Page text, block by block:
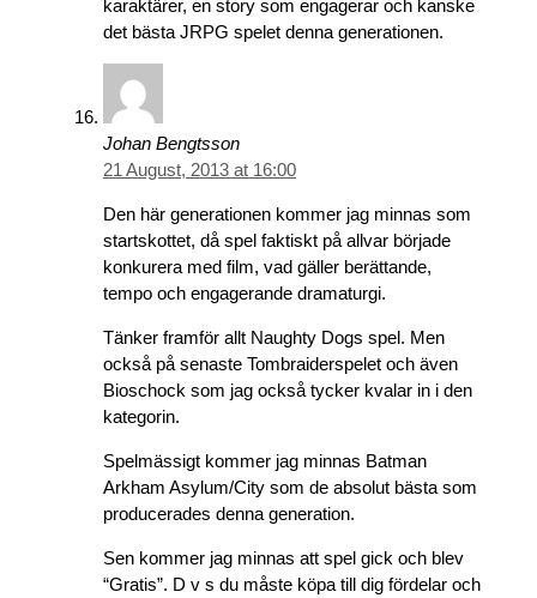
karaktärer, en story som engagerar och kanske
det bästa JRPG spelet denna generationen.
Johan Bengtsson
21 August, 2013 at 16:00
Den här generationen kommer jag minnas som
startskottet, då spel faktiskt på allvar började
konkurera med film, vad gäller berättande,
tempo och engagerande dramaturgi.
Tänker framför allt Naughty Dogs spel. Men
också på senaste Tombraiderspelet och även
Bioschock som jag också tycker kvalar in i den
kategorin.
Spelmässigt kommer jag minnas Batman
Arkham Asylum/City som de absolut bästa som
producerades denna generation.
Sen kommer jag minnas att spel gick och blev
“Gratis”. D v s du måste köpa till dig fördelar och